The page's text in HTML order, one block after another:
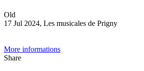
Old
17 Jul 2024, Les musicales de Prigny
More informations
Share